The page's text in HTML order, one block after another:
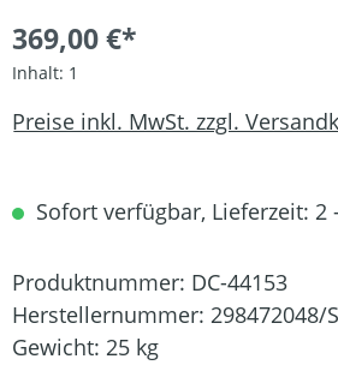
369,00 €*
Inhalt: 1
Preise inkl. MwSt. zzgl.
Sofort verfügbar, Lieferzeit: 2
Produktnummer: DC-44153
Herstellernummer: 298472048/
Gewicht: 25 kg